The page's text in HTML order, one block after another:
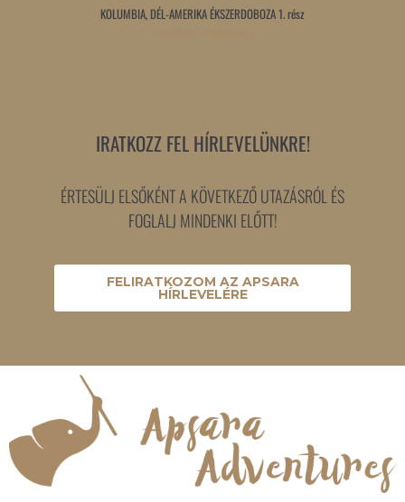
KOLUMBIA, DÉL-AMERIKA ÉKSZERDOBOZA 1. rész
IRATKOZZ FEL HÍRLEVELÜNKRE!
ÉRTESÜLJ ELSŐKÉNT A KÖVETKEZŐ UTAZÁSRÓL ÉS
FOGLALJ MINDENKI ELŐTT!
FELIRATKOZOM AZ APSARA
HÍRLEVELÉRE